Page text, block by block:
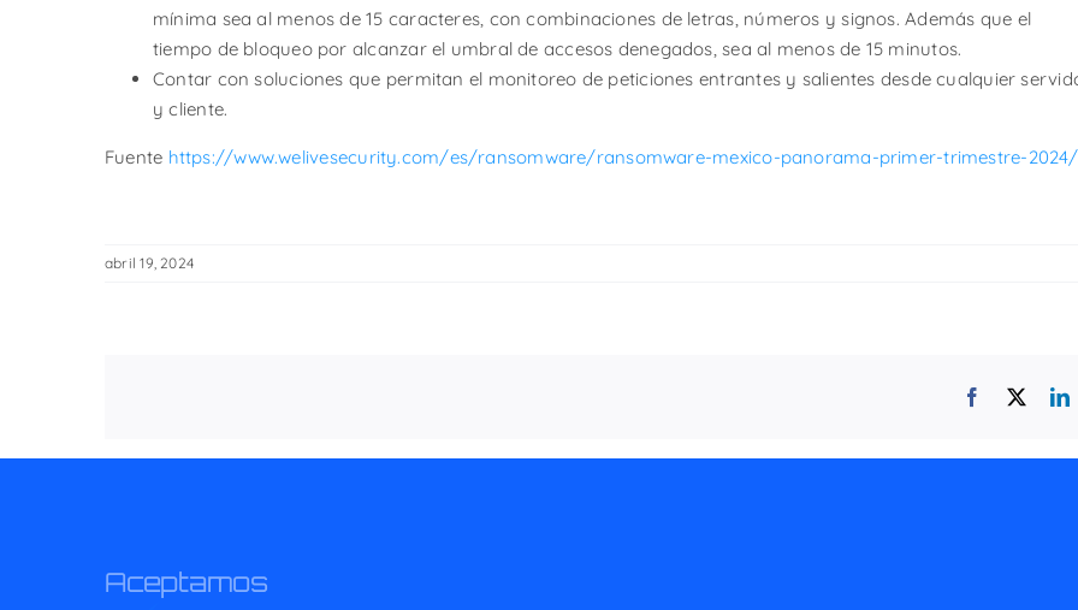
mínima sea al menos de 15 caracteres, con combinaciones de letras, números y signos. Además que el
tiempo de bloqueo por alcanzar el umbral de accesos denegados, sea al menos de 15 minutos.
Contar con soluciones que permitan el monitoreo de peticiones entrantes y salientes desde cualquier
y cliente.
Fuente https://www.welivesecurity.com/es/ransomware/ransomware-mexico-panorama-primer-trimestre-2024/
abril 19, 2024
Facebook
X
Aceptamos